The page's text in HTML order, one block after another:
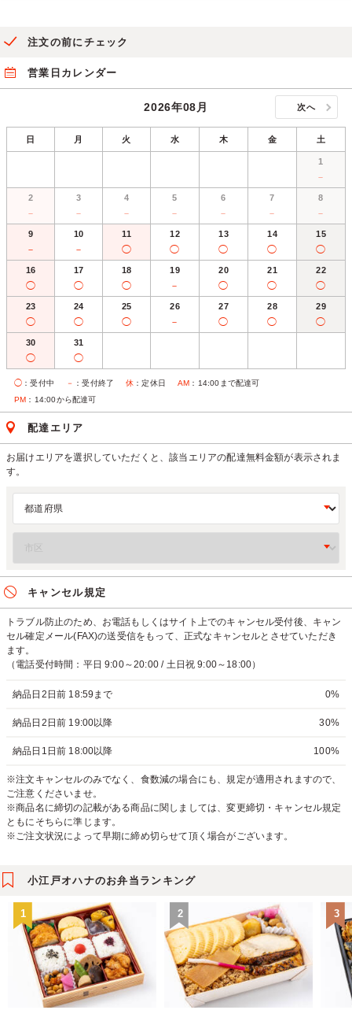
注文の前にチェック
営業日カレンダー
2026年08月 次へ
日 月 火 水 木 金 土
1
－
2
－
3
－
4
－
5
－
6
－
7
－
8
－
9
－
10
－
11
◯
12
◯
13
◯
14
◯
15
◯
16
◯
17
◯
18
◯
19
－
20
◯
21
◯
22
◯
23
◯
24
◯
25
◯
26
－
27
◯
28
◯
29
◯
30
◯
31
◯
◯ ：受付中 － ：受付終了 休 ：定休日 AM ：14:00まで配達可
PM ：14:00から配達可
配達エリア
お届けエリアを選択していただくと、該当エリアの配達無料金額が表示されま
す。
キャンセル規定
トラブル防止のため、お電話もしくはサイト上でのキャンセル受付後、キャン
セル確定メール(FAX)の送受信をもって、正式なキャンセルとさせていただき
ます。
（電話受付時間：平日 9:00～20:00 / 土日祝 9:00～18:00）
納品日2日前 18:59まで 0%
納品日2日前 19:00以降 30%
納品日1日前 18:00以降 100%
※注文キャンセルのみでなく、食数減の場合にも、規定が適用されますので、
ご注意くださいませ。
※商品名に締切の記載がある商品に関しましては、変更締切・キャンセル規定
ともにそちらに準じます。
※ご注文状況によって早期に締め切らせて頂く場合がございます。
小江戸オハナのお弁当ランキング
1 2 3